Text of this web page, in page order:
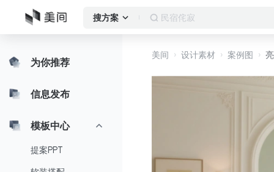
搜方案 民宿
为你推荐
信息发布
模板中心
提案PPT
美间 设计素材 案例图